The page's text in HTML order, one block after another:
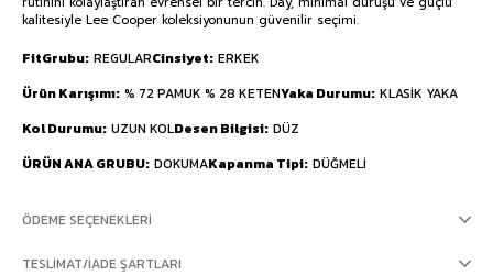
kalitesiyle Lee Cooper koleksiyonunun güvenilir seçimi.
FitGrubu REGULARCinsiyet ERKEK
Ürün Karışımı % 72 PAMUK % 28 KETENYaka Durumu KLASİK YAKA
Kol Durumu UZUN KOLDesen Bilgisi DÜZ
ÜRÜN ANA GRUBU DOKUMAKapanma Tipi DÜĞMELİ
ÖDEME SEÇENEKLERI
TESLIMAT/İADE ŞARTLARI